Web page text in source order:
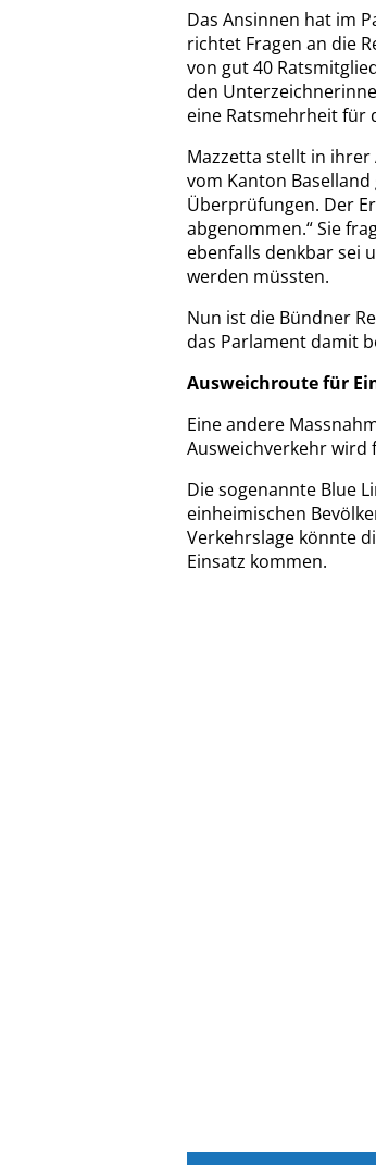
Das Ansinnen hat im
richtet Fragen an die
von gut 40
den
eine Ratsmehrheit für
Mazzetta stellt in
vom Kanton
Überprüfungen. Der
abgenommen.“ Sie
ebenfalls denkbar sei
werden müssten.
Nun ist die Bündner
das Parlament damit
Ausweichroute für
Eine andere
Ausweichverkehr wird
Die sogenannte Blue
einheimischen
Verkehrslage könnte
Einsatz kommen.